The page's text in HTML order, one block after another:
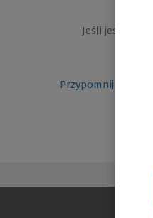
Jeśli jeszcze
Przypomnij hasło